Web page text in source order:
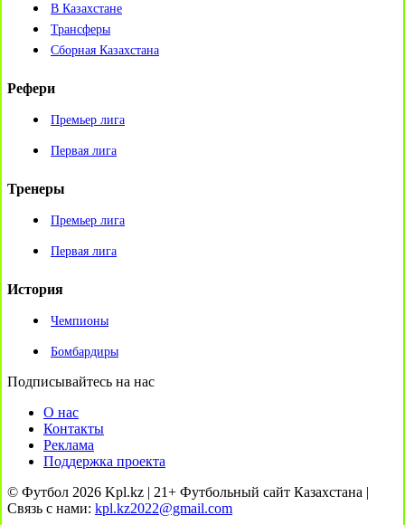
В Казахстане
Трансферы
Сборная Казахстана
Рефери
Премьер лига
Первая лига
Тренеры
Премьер лига
Первая лига
История
Чемпионы
Бомбардиры
Подписывайтесь на нас
О нас
Контакты
Реклама
Поддержка проекта
© Футбол 2026 Kpl.kz | 21+ Футбольный сайт Казахстана |
Связь с нами: kpl.kz2022@gmail.com